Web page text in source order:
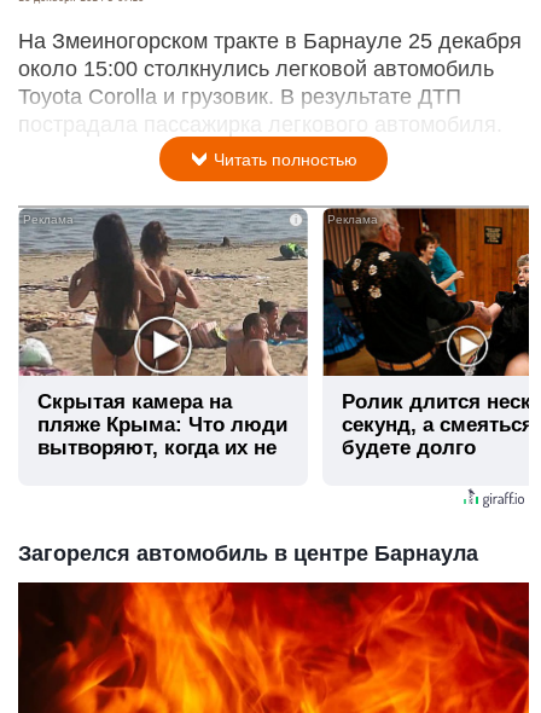
На Змеиногорском тракте в Барнауле 25 декабря
около 15:00 столкнулись легковой автомобиль
Toyota Corolla и грузовик. В результате ДТП
пострадала пассажирка легкового автомобиля.
Читать полностью
i
Скрытая камера на
пляже Крыма: Что люди
вытворяют, когда их не
Ролик длится
секунд, а
будете долго
Загорелся автомобиль в центре Барнаула